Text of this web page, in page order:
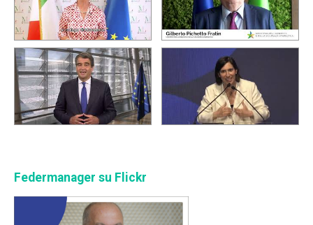
Federmanager su Flickr